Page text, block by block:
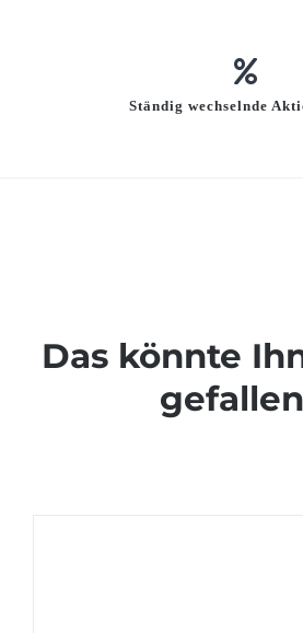
Ständig wechselnde
Das könnte